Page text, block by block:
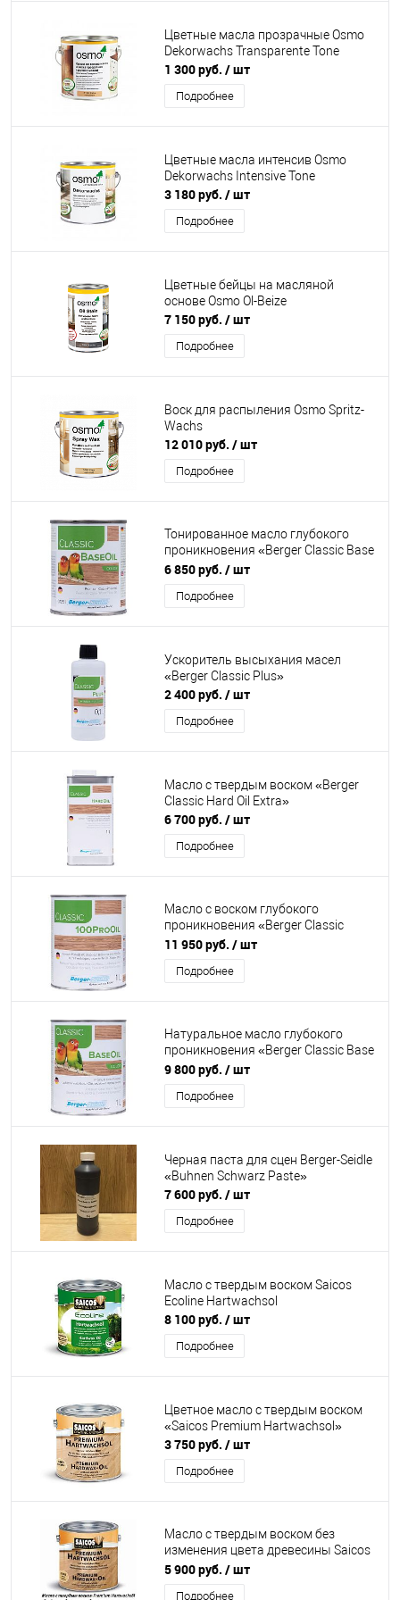
Цветные масла прозрачные Osmo
Dekorwachs Transparente Tone
1 300 руб. / шт
Подробнее
Цветные масла интенсив Osmo
Dekorwachs Intensive Tone
3 180 руб. / шт
Подробнее
Цветные бейцы на масляной
основе Osmo Ol-Beize
7 150 руб. / шт
Подробнее
Воск для распыления Osmo Spritz-
Wachs
12 010 руб. / шт
Подробнее
Тонированное масло глубокого
проникновения «Berger Classic Base
Oil Color»
6 850 руб. / шт
Подробнее
Ускоритель высыхания масел
«Berger Classic Plus»
2 400 руб. / шт
Подробнее
Масло с твердым воском «Berger
Classic Hard Oil Extra»
6 700 руб. / шт
Подробнее
Масло с воском глубокого
проникновения «Berger Classic
100Pro Oil»
11 950 руб. / шт
Подробнее
Натуральное масло глубокого
проникновения «Berger Classic Base
Oil»
9 800 руб. / шт
Подробнее
Черная паста для сцен Berger-Seidle
«Buhnen Schwarz Paste»
7 600 руб. / шт
Подробнее
Масло с твердым воском Saicos
Ecoline Hartwachsol
8 100 руб. / шт
Подробнее
Цветное масло с твердым воском
«Saicos Premium Hartwachsol»
3 750 руб. / шт
Подробнее
Масло с твердым воском без
изменения цвета древесины Saicos
Premium Hartwachsol - Pur
5 900 руб. / шт
Подробнее